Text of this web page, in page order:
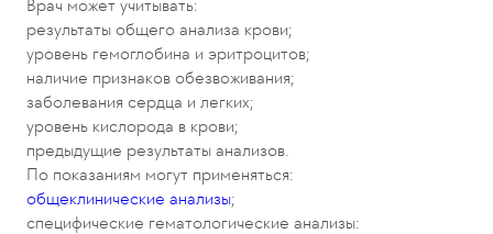
Врач может учитывать:
результаты общего анализа крови;
уровень гемоглобина и эритроцитов;
наличие признаков обезвоживания;
заболевания сердца и легких;
уровень кислорода в крови;
предыдущие результаты анализов.
По показаниям могут применяться:
общеклинические анализы;
специфические гематологические анализы: